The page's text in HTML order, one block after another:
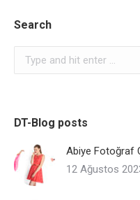
Search
DT-Blog posts
Abiye Fotoğraf
12 Ağustos